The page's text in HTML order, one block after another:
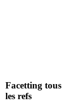
Facetting tous
les refs